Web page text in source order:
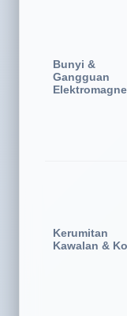
Bunyi &
Gangguan
Kerumitan